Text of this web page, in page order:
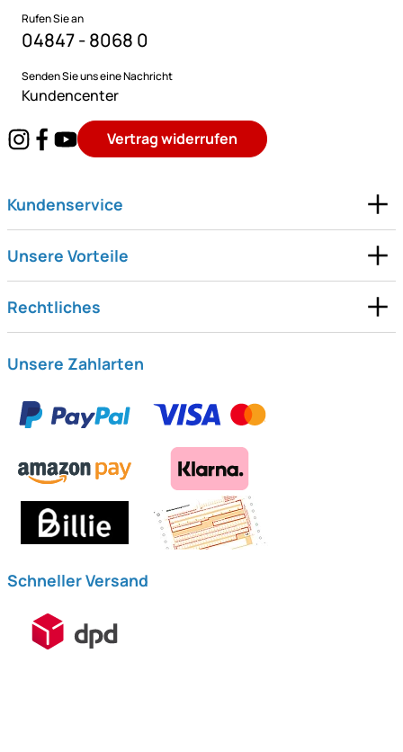
Rufen Sie an
04847 - 8068 0
Senden Sie uns eine Nachricht
Kundencenter
Vertrag widerrufen
Kundenservice
Unsere Vorteile
Rechtliches
Unsere Zahlarten
Schneller Versand